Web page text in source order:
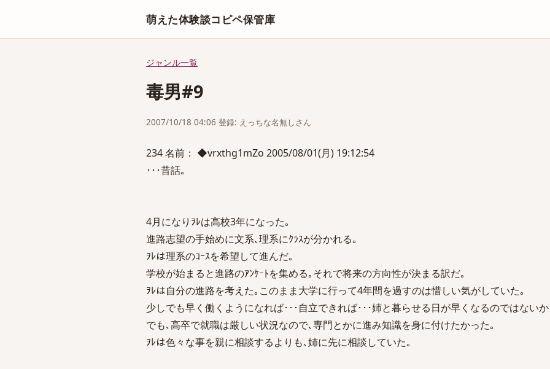
萌えた体験談コピペ保管庫
ジャンル一覧
毒男#9
2007/10/18 04:06 登録: えっちな名無しさん
234 名前： ◆vrxthg1mZo 2005/08/01(月) 19:12:54
･･･昔話｡
4月になりｦﾚは高校3年になった｡
進路志望の手始めに文系､理系にｸﾗｽが分かれる｡
ｦﾚは理系のｺｰｽを希望して進んだ｡
学校が始まると進路のｱﾝｹｰﾄを集める｡それで将来の方向性が決まる訳だ｡
ｦﾚは自分の進路を考えた｡このまま大学に行って4年間を過すのは惜しい気がしていた｡
少しでも早く働くようになれば･･･自立できれば･･･姉と暮らせる日が早くなるのではない
でも､高卒で就職は厳しい状況なので､専門とかに進み知識を身に付けたかった｡
ｦﾚは色々な事を親に相談するよりも､姉に先に相談していた｡